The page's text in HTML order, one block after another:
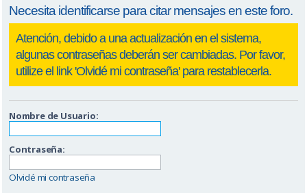
Necesita identificarse para citar mensajes en este foro.
Nombre de Usuario:
Contraseña:
Olvidé mi contraseña